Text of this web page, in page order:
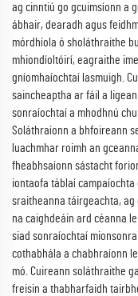
ag cinntiú go gcuimsíonn a
ábhair, dearadh agus
mórdhíola ó sholáthraithe
mhiondíoltóirí, eagraithe
gníomhaíochtaí lasmuigh.
saincheaptha ar fáil a
sonraíochtaí a mhodhnú
Soláthraíonn a bhfoireann
luachmhar roimh an
fheabhsaíonn sástacht
iontaofa táblaí
sraitheanna táirgeachta,
na caighdeáin ard céanna
siad sonraíochtaí
cothabhála a chabhraíonn
mó. Cuireann soláthraithe
freisin a thabharfaidh